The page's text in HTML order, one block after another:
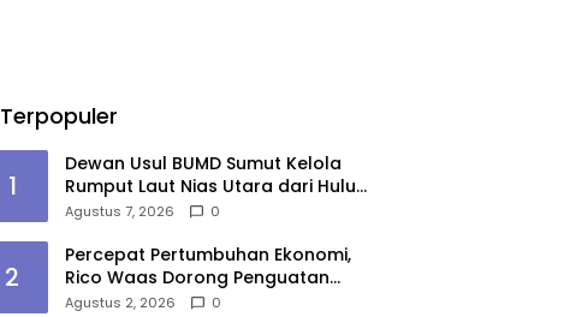
Terpopuler
1
Dewan Usul BUMD Sumut Kelola
Rumput Laut Nias Utara dari Hulu
ke Hilir
Agustus 7, 2026 0
2
Percepat Pertumbuhan Ekonomi,
Rico Waas Dorong Penguatan
Sinergi Pemko-DPRD Medan
Agustus 2, 2026 0